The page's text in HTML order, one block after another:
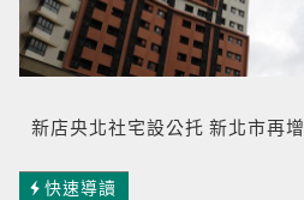
新店央北社宅設公托 新北市再
快速導讀